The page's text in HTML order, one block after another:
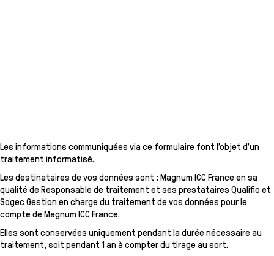
Les informations communiquées via ce formulaire font l’objet d’un
traitement informatisé.
Les destinataires de vos données sont : Magnum ICC France en sa
qualité de Responsable de traitement et ses prestataires Qualifio et
Sogec Gestion en charge du traitement de vos données pour le
compte de Magnum ICC France.
Elles sont conservées uniquement pendant la durée nécessaire au
traitement, soit pendant 1 an à compter du tirage au sort.